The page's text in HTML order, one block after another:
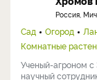
Россия,
Сад Огород
Комнатные
Ученый-агроном с
научный